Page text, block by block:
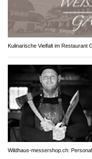
Kulinarische Vielfalt im Restaurant
Wildhaus-messershop.ch: